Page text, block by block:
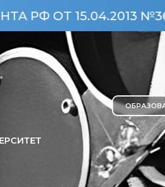
15.04.2013 №360)